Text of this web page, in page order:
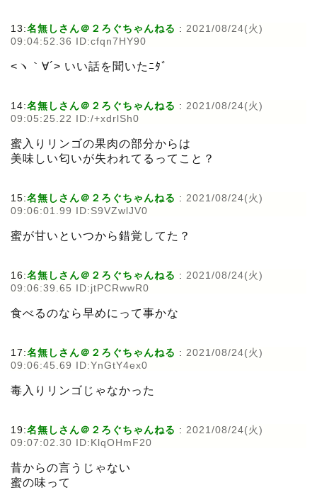
13:名無しさん＠２ろぐちゃんねる : 2021/08/24(火)
09:04:52.36 ID:cfqn7HY90
<ヽ｀∀´> いい話を聞いたﾆﾀﾞ
14:名無しさん＠２ろぐちゃんねる : 2021/08/24(火)
09:05:25.22 ID:/+xdrlSh0
蜜入りリンゴの果肉の部分からは
美味しい匂いが失われてるってこと？
15:名無しさん＠２ろぐちゃんねる : 2021/08/24(火)
09:06:01.99 ID:S9VZwlJV0
蜜が甘いといつから錯覚してた？
16:名無しさん＠２ろぐちゃんねる : 2021/08/24(火)
09:06:39.65 ID:jtPCRwwR0
食べるのなら早めにって事かな
17:名無しさん＠２ろぐちゃんねる : 2021/08/24(火)
09:06:45.69 ID:YnGtY4ex0
毒入りリンゴじゃなかった
19:名無しさん＠２ろぐちゃんねる : 2021/08/24(火)
09:07:02.30 ID:KlqOHmF20
昔からの言うじゃない
蜜の味って